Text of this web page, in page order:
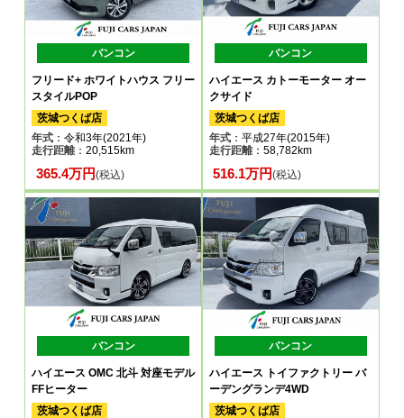
バンコン
フリード+ ホワイトハウス フリー
スタイルPOP
茨城つくば店
年式 ：令和3年(2021年)
走行距離：20,515km
365.4万円(税込)
バンコン
ハイエース カトーモーター オー
クサイド
茨城つくば店
年式：平成27年(2015年)
走行距離：58,782km
516.1万円(税込)
バンコン
ハイエース OMC 北斗 対座モデル
FFヒーター
茨城つくば店
バンコン
ハイエース トイファクトリー バ
ーデングランデ4WD
茨城つくば店